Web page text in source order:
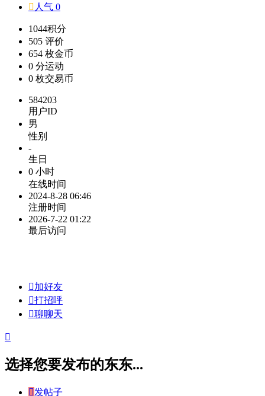
 人气 0
1044积分
505 评价
654 枚金币
0 分运动
0 枚交易币
584203
用户ID
男
性别
-
生日
0 小时
在线时间
2024-8-28 06:46
注册时间
2026-7-22 01:22
最后访问
加好友
打招呼
聊聊天

选择您要发布的东东...
发帖子